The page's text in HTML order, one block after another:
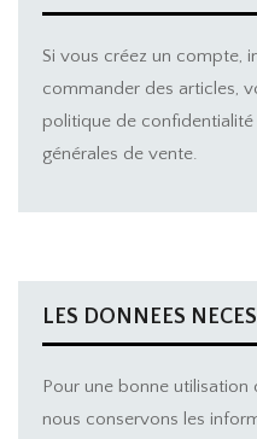
Si vous créez un compte,
commander des articles,
politique de
générales de vente.
LES DONNEES
Pour une bonne utilisation
nous conservons les